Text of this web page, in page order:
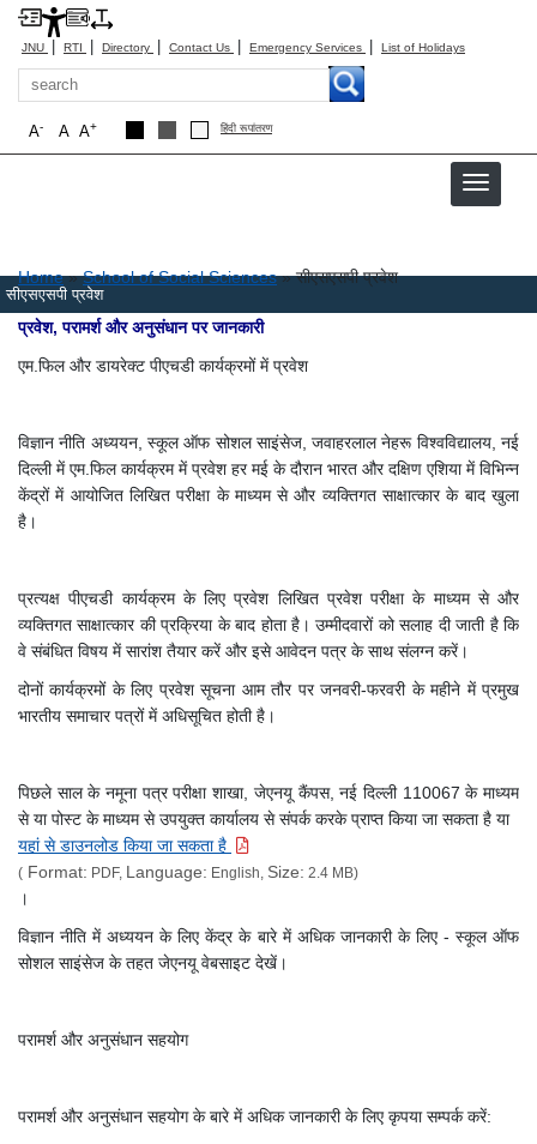
JNU | RTI | Directory | Contact Us | Emergency Services | List of Holidays
Search
A+
A
A- हिंदी रूपांतरण
सीएसएसपी प्रवेश
Breadcrumb
Home School of Social Sciences सीएसएसपी प्रवेश
प्रवेश, परामर्श और अनुसंधान पर जानकारी
एम.फिल और डायरेक्ट पीएचडी कार्यक्रमों में प्रवेश
विज्ञान नीति अध्ययन, स्कूल ऑफ सोशल साइंसेज, जवाहरलाल नेहरू विश्वविद्यालय, नई
दिल्ली में एम.फिल कार्यक्रम में प्रवेश हर मई के दौरान भारत और दक्षिण एशिया में विभिन्न
केंद्रों में आयोजित लिखित परीक्षा के माध्यम से और व्यक्तिगत साक्षात्कार के बाद खुला
है।
प्रत्यक्ष पीएचडी कार्यक्रम के लिए प्रवेश लिखित प्रवेश परीक्षा के माध्यम से और
व्यक्तिगत साक्षात्कार की प्रक्रिया के बाद होता है। उम्मीदवारों को सलाह दी जाती है कि
वे संबंधित विषय में सारांश तैयार करें और इसे आवेदन पत्र के साथ संलग्न करें।
दोनों कार्यक्रमों के लिए प्रवेश सूचना आम तौर पर जनवरी-फरवरी के महीने में प्रमुख
भारतीय समाचार पत्रों में अधिसूचित होती है।
पिछले साल के नमूना पत्र परीक्षा शाखा, जेएनयू कैंपस, नई दिल्ली 110067 के माध्यम
से या पोस्ट के माध्यम से उपयुक्त कार्यालय से संपर्क करके प्राप्त किया जा सकता है या
यहां से डाउनलोड किया जा सकता है
( Format: PDF, Language: English, Size: 2.4 MB)
।
विज्ञान नीति में अध्ययन के लिए केंद्र के बारे में अधिक जानकारी के लिए - स्कूल ऑफ
सोशल साइंसेज के तहत जेएनयू वेबसाइट देखें।
परामर्श और अनुसंधान सहयोग
परामर्श और अनुसंधान सहयोग के बारे में अधिक जानकारी के लिए कृपया सम्पर्क करें: